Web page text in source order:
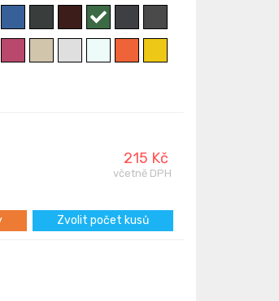
215 Kč
včetně DPH
Zvolit počet kusů